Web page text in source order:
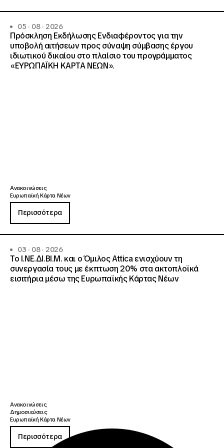
05 · 08 · 2026
Πρόσκληση Εκδήλωσης Ενδιαφέροντος για την
υποβολή αιτήσεων προς σύναψη σύμβασης έργου
ιδιωτικού δικαίου στο πλαίσιο του προγράμματος
«ΕΥΡΩΠΑΪΚΗ ΚΑΡΤΑ ΝΕΩΝ».
Ανακοινώσεις
Ευρωπαϊκή Κάρτα Νέων
Περισσότερα
03 · 08 · 2026
Το Ι.ΝΕ.ΔΙ.ΒΙ.Μ. και o Όμιλος Attica ενισχύουν τη
συνεργασία τους με έκπτωση 20% στα ακτοπλοϊκά
εισιτήρια μέσω της Ευρωπαϊκής Κάρτας Νέων
Ανακοινώσεις
Δημοσιεύσεις
Ευρωπαϊκή Κάρτα Νέων
Περισσότερα